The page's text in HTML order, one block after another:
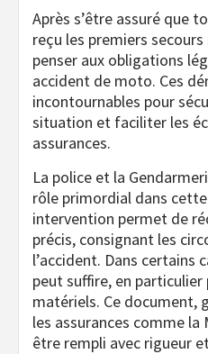
Après s’être assuré que
reçu les premiers
penser aux obligations
accident de moto. Ces
incontournables pour
situation et faciliter les
assurances.
La police et la
rôle primordial dans
intervention permet de
précis, consignant les
l’accident. Dans certains
peut suffire, en
matériels. Ce document,
les assurances comme la
être rempli avec rigueur